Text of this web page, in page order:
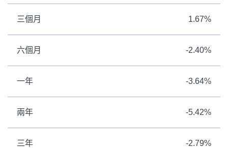
三個月 1.67%
六個月 -2.40%
一年 -3.64%
兩年 -5.42%
三年 -2.79%